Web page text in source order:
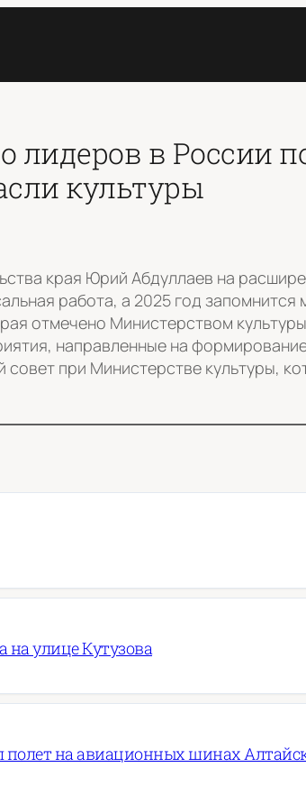
в России
культуры
края Юрий Абдуллаев на
работа, а 2025 год
отмечено Министерством
направленные на
при Министерстве культуры,
на улице Кутузова
на авиационных шинах